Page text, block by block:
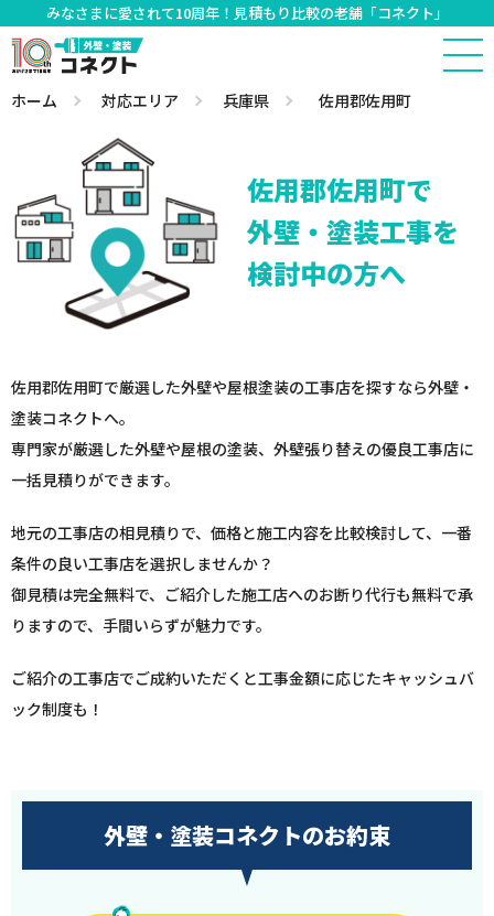
みなさまに愛されて10周年！見積もり比較の老舗「コネクト」
ホーム 対応エリア 兵庫県 佐用郡佐用町
佐用郡佐用町で
外壁・塗装工事を
検討中の方へ
佐用郡佐用町で厳選した外壁や屋根塗装の工事店を探すなら外壁・
塗装コネクトへ。
専門家が厳選した外壁や屋根の塗装、外壁張り替えの優良工事店に
一括見積りができます。
地元の工事店の相見積りで、価格と施工内容を比較検討して、一番
条件の良い工事店を選択しませんか？
御見積は完全無料で、ご紹介した施工店へのお断り代行も無料で承
りますので、手間いらずが魅力です。
ご紹介の工事店でご成約いただくと工事金額に応じたキャッシュバ
ック制度も！
外壁・塗装コネクトのお約束